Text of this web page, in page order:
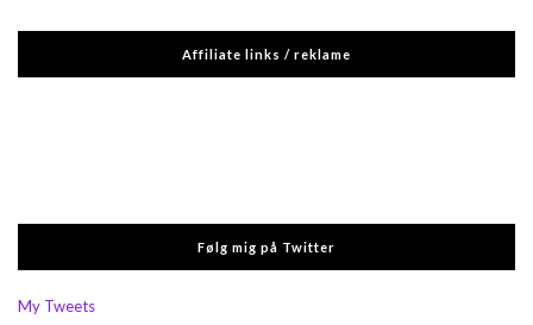
Affiliate links / reklame
Følg mig på Twitter
My Tweets